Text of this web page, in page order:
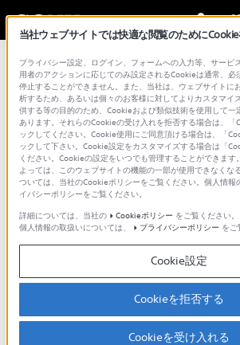
ご意見箱／改善事例
お客様からいただいたご意見・ご要
ポートの改善に活用させていただき
ぜひお声をお聞かせください。
当社ウェブサイトでは快適な閲覧のためにCookie
プライバシー設定、ログイン、フォームへの入力等、サービ
用者のアクションに応じてのみ設定されるCookieは通常、必
停止することができません。また、当社は、ウェブサイトに
析するため、あるいは個々のお客様に対してよりカスタマイ
供する等の目的のため、Cookieおよび類似技術を使用して一
あります。それらのCookieの受け入れを拒否する場合は、「
ックしてください。Cookie使用にご同意頂ける場合は、「
ックして下さい。Cookie設定をカスタマイズする場合は「
ください。Cookieの設定をいつでも管理することができま
よっては、このウェブサイトの機能の一部が使用できなくな
ついては、当社のCookieポリシーをご覧ください。個人情報
イバシーポリシーをご覧ください。
詳細については、当社の
Cookieポリシー をご覧ください。
個人情報の取扱いについては、
プライバシーポリシー をご
Cookie設定
Cookieを拒否する
Cookieを受け入れる